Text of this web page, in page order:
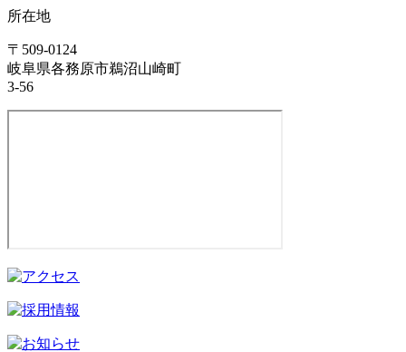
所在地
〒509-0124
岐阜県各務原市鵜沼山崎町
3-56